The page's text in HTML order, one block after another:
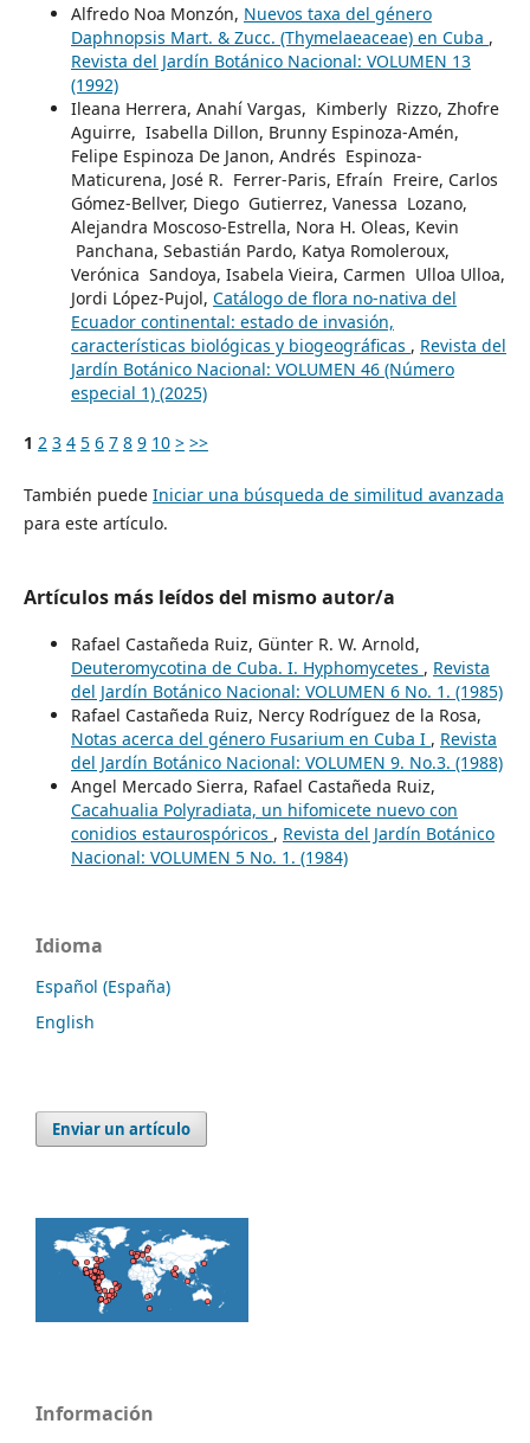
Alfredo Noa Monzón, Nuevos taxa del género
Daphnopsis Mart. & Zucc. (Thymelaeaceae) en Cuba ,
Revista del Jardín Botánico Nacional: VOLUMEN 13
(1992)
Ileana Herrera, Anahí Vargas, Kimberly Rizzo, Zhofre
Aguirre, Isabella Dillon, Brunny Espinoza-Amén,
Felipe Espinoza De Janon, Andrés Espinoza-
Maticurena, José R. Ferrer-Paris, Efraín Freire, Carlos
Gómez-Bellver, Diego Gutierrez, Vanessa Lozano,
Alejandra Moscoso-Estrella, Nora H. Oleas, Kevin
Panchana, Sebastián Pardo, Katya Romoleroux,
Verónica Sandoya, Isabela Vieira, Carmen Ulloa Ulloa,
Jordi López-Pujol, Catálogo de flora no-nativa del
Ecuador continental: estado de invasión,
características biológicas y biogeográficas , Revista del
Jardín Botánico Nacional: VOLUMEN 46 (Número
especial 1) (2025)
1 2 3 4 5 6 7 8 9 10 > >>
También puede Iniciar una búsqueda de similitud avanzada
para este artículo.
Artículos más leídos del mismo autor/a
Rafael Castañeda Ruiz, Günter R. W. Arnold,
Deuteromycotina de Cuba. I. Hyphomycetes , Revista
del Jardín Botánico Nacional: VOLUMEN 6 No. 1. (1985)
Rafael Castañeda Ruiz, Nercy Rodríguez de la Rosa,
Notas acerca del género Fusarium en Cuba I , Revista
del Jardín Botánico Nacional: VOLUMEN 9. No.3. (1988)
Angel Mercado Sierra, Rafael Castañeda Ruiz,
Cacahualia Polyradiata, un hifomicete nuevo con
conidios estaurospóricos , Revista del Jardín Botánico
Nacional: VOLUMEN 5 No. 1. (1984)
Idioma
Español (España)
English
Enviar un artículo
Información